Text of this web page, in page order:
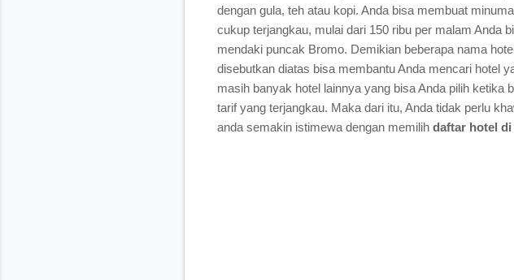
dengan gula, teh atau kopi. Anda bisa membuat
cukup terjangkau, mulai dari 150 ribu per malam Anda
mendaki puncak Bromo. Demikian beberapa nama
disebutkan diatas bisa membantu Anda mencari hotel
masih banyak hotel lainnya yang bisa Anda pilih
tarif yang terjangkau. Maka dari itu, Anda tidak perlu
anda semakin istimewa dengan memilih daftar hotel